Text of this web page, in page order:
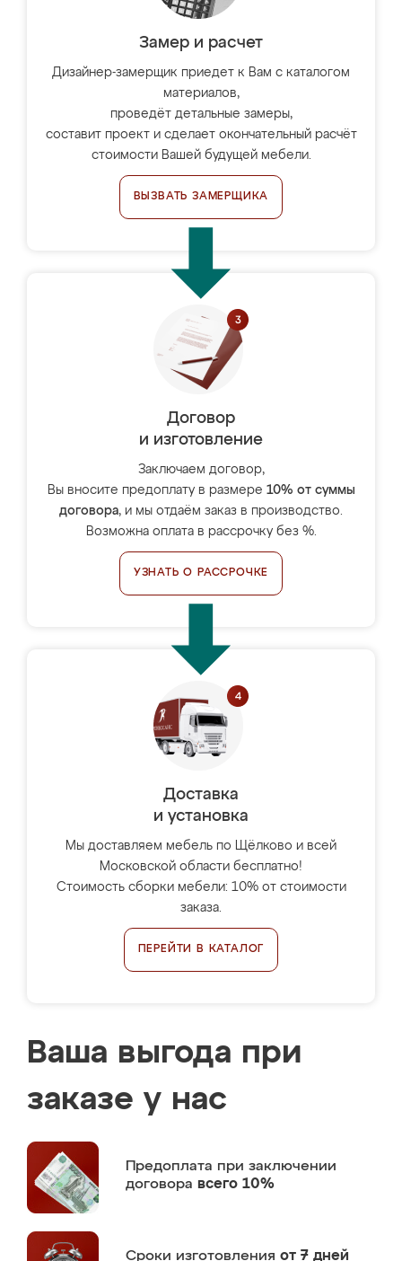
Замер и расчет
Дизайнер-замерщик приедет к Вам с каталогом
материалов,
проведёт детальные замеры,
составит проект и сделает окончательный расчёт
стоимости Вашей будущей мебели.
ВЫЗВАТЬ ЗАМЕРЩИКА
Договор
и изготовление
Заключаем договор,
Вы вносите предоплату в размере 10% от суммы
договора, и мы отдаём заказ в производство.
Возможна оплата в рассрочку без %.
УЗНАТЬ О РАССРОЧКЕ
Доставка
и установка
Мы доставляем мебель по Щёлково и всей
Московской области бесплатно!
Стоимость сборки мебели: 10% от стоимости
заказа.
ПЕРЕЙТИ В КАТАЛОГ
Ваша выгода при
заказе у нас
Предоплата при заключении
договора всего 10%
Сроки изготовления от 7 дней